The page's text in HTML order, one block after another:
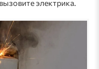
электрика.